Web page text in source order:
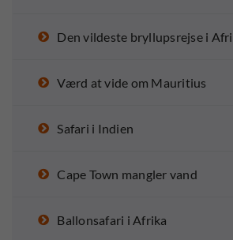
Den vildeste bryllupsrejse i
Værd at vide om Mauritius
Safari i Indien
Cape Town mangler vand
Ballonsafari i Afrika